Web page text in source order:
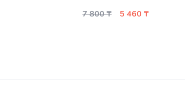
7 800 ₸ 5 460 ₸